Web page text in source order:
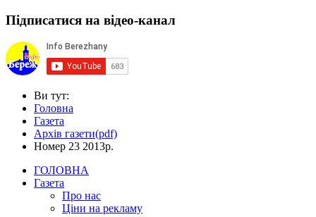
Підписатися на відео-канал
Ви тут:
Головна
Газета
Архів газети(pdf)
Номер 23 2013р.
ГОЛОВНА
Газета
Про нас
Ціни на рекламу